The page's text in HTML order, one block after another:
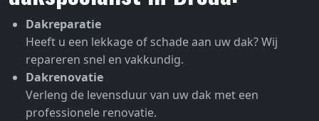
Dakreparatie
Heeft u een lekkage of schade aan uw dak? Wij
repareren snel en vakkundig.
Dakrenovatie
Verleng de levensduur van uw dak met een
professionele renovatie.